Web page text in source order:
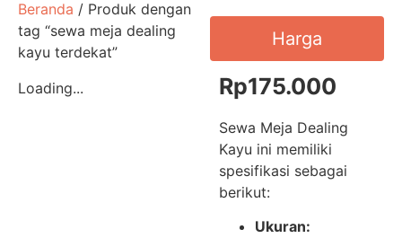
Beranda / Produk dengan
tag “sewa meja dealing
kayu terdekat”
Loading...
Harga
Rp175.000
Sewa Meja Dealing
Kayu ini memiliki
spesifikasi sebagai
berikut:
Ukuran: